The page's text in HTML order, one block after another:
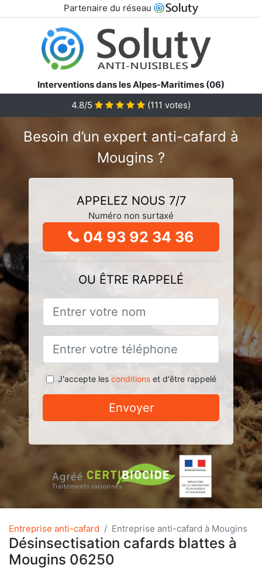
Partenaire du réseau
Interventions dans les Alpes-Maritimes (06)
4.8/5
(111 votes)
Besoin d’un expert anti-cafard à
Mougins ?
APPELEZ NOUS 7/7
Numéro non surtaxé
04 93 92 34 36
OU ÊTRE RAPPELÉ
J'accepte les conditionset d'être rappelé
Envoyer
Entreprise anti-cafard Entreprise anti-cafard à Mougins
Désinsectisation cafards blattes à
Mougins 06250